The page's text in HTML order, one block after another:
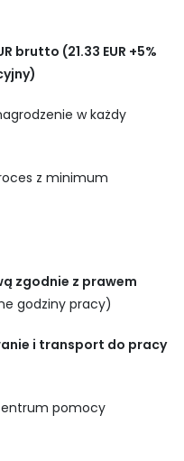
brutto (21.33 EUR +5%
w każdy
z minimum
zgodnie z prawem
godziny pracy)
i transport do pracy
pomocy